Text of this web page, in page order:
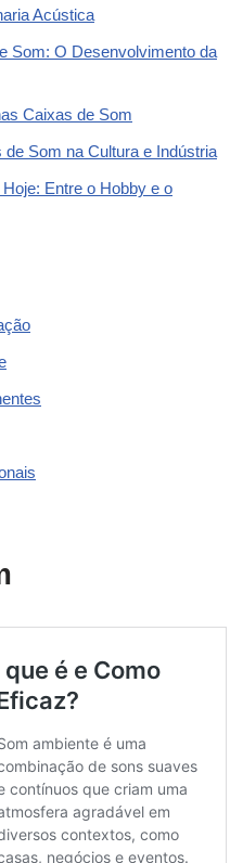
Acústica
Som: O Desenvolvimento da
Caixas de Som
Som na Cultura e Indústria
Entre o Hobby e o